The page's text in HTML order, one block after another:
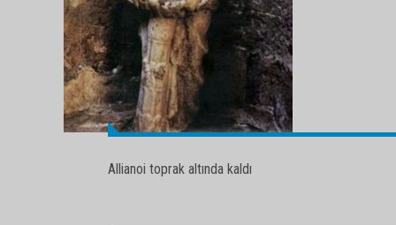
Allianoi toprak altında kaldı